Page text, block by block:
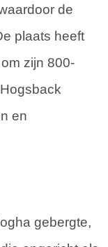
de
plaats heeft
zijn 800-
en
gebergte,